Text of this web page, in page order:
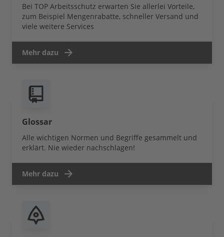
Bei TOP Arbeitsschutz erwarten Sie allerlei Vorteile,
zum Beispiel Mengenrabatte, schneller Versand und
viele weitere Services
Mehr dazu
Glossar
Alle wichtigen Normen und Begriffe gesammelt und
erklärt. Nie wieder nachschlagen!
Mehr dazu